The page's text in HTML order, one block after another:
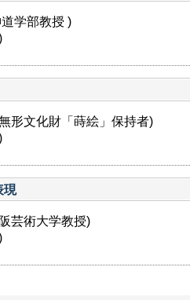
学部教授 )
形文化財「蒔絵」保持者)
現
芸術大学教授)